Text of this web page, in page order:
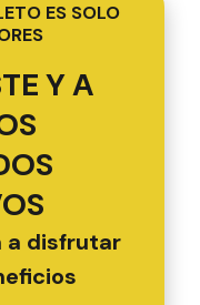
ES SOLO
Y A
a disfrutar